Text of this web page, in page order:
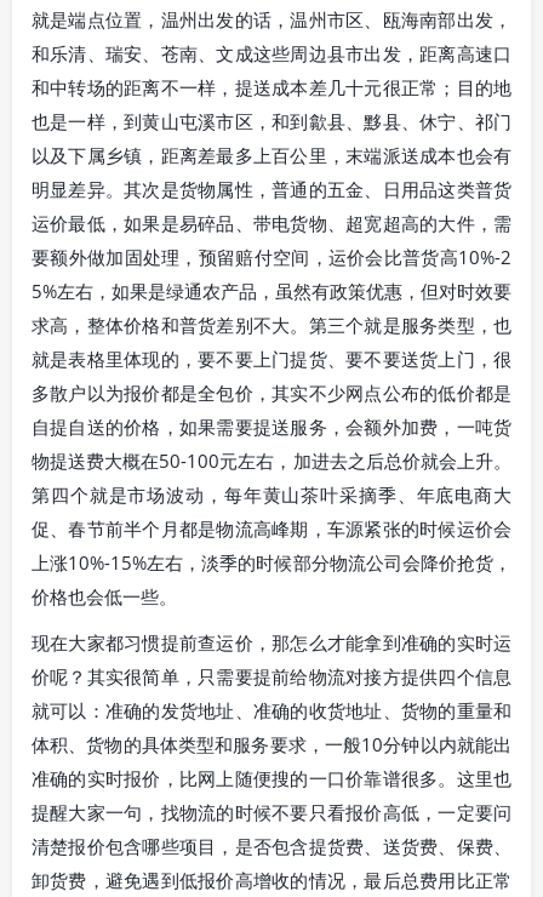
就是端点位置，温州出发的话，温州市区、瓯海南部出发，
和乐清、瑞安、苍南、文成这些周边县市出发，距离高速口
和中转场的距离不一样，提送成本差几十元很正常；目的地
也是一样，到黄山屯溪市区，和到歙县、黟县、休宁、祁门
以及下属乡镇，距离差最多上百公里，末端派送成本也会有
明显差异。其次是货物属性，普通的五金、日用品这类普货
运价最低，如果是易碎品、带电货物、超宽超高的大件，需
要额外做加固处理，预留赔付空间，运价会比普货高10%-2
5%左右，如果是绿通农产品，虽然有政策优惠，但对时效要
求高，整体价格和普货差别不大。第三个就是服务类型，也
就是表格里体现的，要不要上门提货、要不要送货上门，很
多散户以为报价都是全包价，其实不少网点公布的低价都是
自提自送的价格，如果需要提送服务，会额外加费，一吨货
物提送费大概在50-100元左右，加进去之后总价就会上升。
第四个就是市场波动，每年黄山茶叶采摘季、年底电商大
促、春节前半个月都是物流高峰期，车源紧张的时候运价会
上涨10%-15%左右，淡季的时候部分物流公司会降价抢货，
价格也会低一些。
现在大家都习惯提前查运价，那怎么才能拿到准确的实时运
价呢？其实很简单，只需要提前给物流对接方提供四个信息
就可以：准确的发货地址、准确的收货地址、货物的重量和
体积、货物的具体类型和服务要求，一般10分钟以内就能出
准确的实时报价，比网上随便搜的一口价靠谱很多。这里也
提醒大家一句，找物流的时候不要只看报价高低，一定要问
清楚报价包含哪些项目，是否包含提货费、送货费、保费、
卸货费，避免遇到低报价高增收的情况，最后总费用比正常